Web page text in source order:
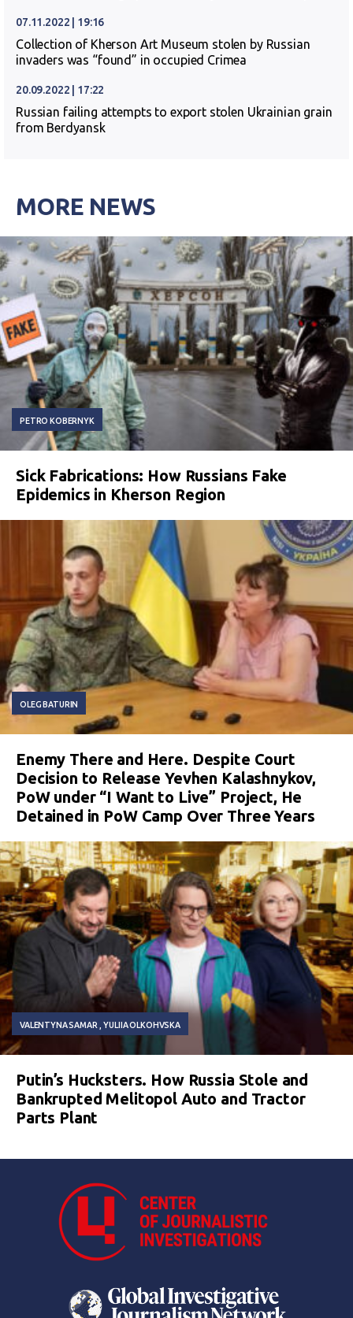
07.11.2022 | 19:16
Collection of Kherson Art Museum stolen by Russian
invaders was “found” in occupied Crimea
20.09.2022 | 17:22
Russian failing attempts to export stolen Ukrainian grain
from Berdyansk
MORE NEWS
PETRO KOBERNYK
Sick Fabrications: How Russians Fake
Epidemics in Kherson Region
OLEG BATURIN
Enemy There and Here. Despite Court
Decision to Release Yevhen Kalashnykov,
PoW under “I Want to Live” Project, He
Detained in PoW Camp Over Three Years
VALENTYNA SAMAR YULIIA OLKOHVSKA
Putin’s Hucksters. How Russia Stole and
Bankrupted Melitopol Auto and Tractor
Parts Plant